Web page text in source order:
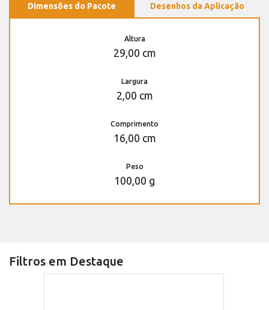
Dimensões do Pacote Desenhos da Aplicação
Altura
29,00 cm
Largura
2,00 cm
Comprimento
16,00 cm
Peso
100,00 g
Filtros em Destaque